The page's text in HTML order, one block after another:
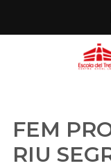
FEM
RIU